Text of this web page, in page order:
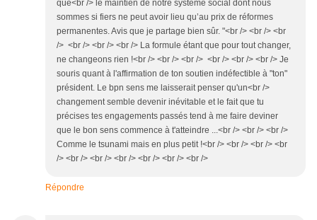
que<br /> le maintien de notre système social dont nous
sommes si fiers ne peut avoir lieu qu’au prix de réformes
permanentes. Avis que je partage bien sûr. "<br /> <br /> <br
/> <br /> <br /> <br /> La formule étant que pour tout changer,
ne changeons rien !<br /> <br /> <br /> <br /> <br /> <br /> Je
souris quant à l'affirmation de ton soutien indéfectible à "ton"
président. Le bpn sens me laisserait penser qu'un<br />
changement semble devenir inévitable et le fait que tu
précises tes engagements passés tend à me faire deviner
que le bon sens commence à t'atteindre ...<br /> <br /> <br />
Comme le tsunami mais en plus petit !<br /> <br /> <br /> <br
/> <br /> <br /> <br /> <br /> <br /> <br />
Répondre